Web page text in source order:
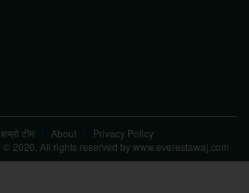
हाम्रो टीम About
Privacy Policy
© 2020. All rights reserved by www.everestawaj.com